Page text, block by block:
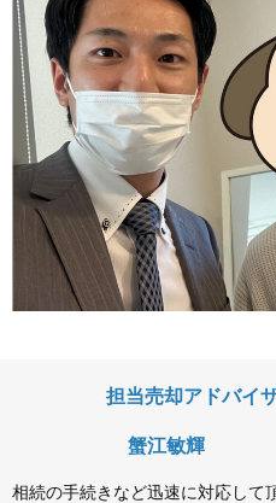
担当売却アドバイ
蟹江敏輝
相続の手続きなど迅速に対応して